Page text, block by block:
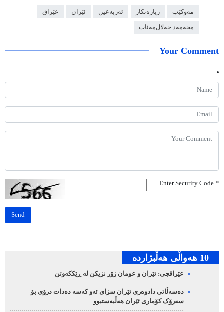
مەوکێب زیارەتکار ئەربەعین ئێران عێراق
محەمەد جەلال‌مەئاب
Your Comment
*
Send
10 هه‌واڵی هه‌ڵبژارده‌
عێراقچی: ئێران و عومان زۆر نزیکن لە ڕێککەوتن
دەسەڵاتی دادوەری ئێران سزای ئەو کەسە دەدات درۆی بۆ
سەرۆک کۆماری ئێران هەڵبەستبوو